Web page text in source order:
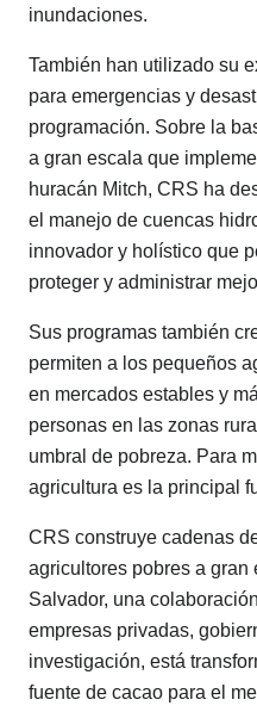
inundaciones.
También han utilizado su
para emergencias y
programación. Sobre la
a gran escala que
huracán Mitch, CRS ha
el manejo de cuencas
innovador y holístico que
proteger y administrar
Sus programas también
permiten a los pequeños
en mercados estables y
personas en las zonas
umbral de pobreza. Para
agricultura es la principal
CRS construye cadenas
agricultores pobres a gran
Salvador, una
empresas privadas,
investigación, está
fuente de cacao para el